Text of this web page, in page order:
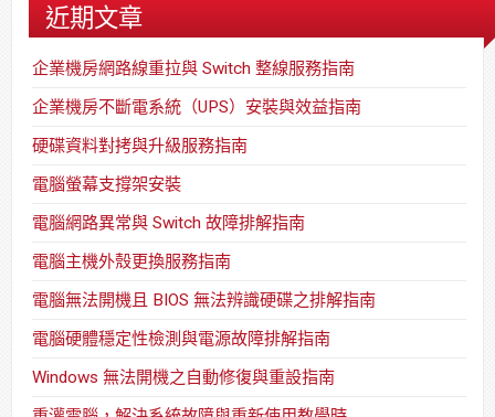
近期文章
企業機房網路線重拉與 Switch 整線服務指南
企業機房不斷電系統（UPS）安裝與效益指南
硬碟資料對拷與升級服務指南
電腦螢幕支撐架安裝
電腦網路異常與 Switch 故障排解指南
電腦主機外殼更換服務指南
電腦無法開機且 BIOS 無法辨識硬碟之排解指南
電腦硬體穩定性檢測與電源故障排解指南
Windows 無法開機之自動修復與重設指南